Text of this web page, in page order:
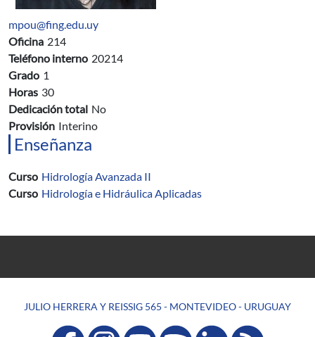
mpou@fing.edu.uy
Oficina 214
Teléfono interno 20214
Grado 1
Horas 30
Dedicación total No
Provisión Interino
Enseñanza
Curso Hidrología Avanzada II
Curso Hidrología e Hidráulica Aplicadas
JULIO HERRERA Y REISSIG 565 - MONTEVIDEO - URUGUAY